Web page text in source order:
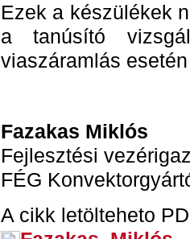
Ezek a készülékek
a tanúsító
viaszáramlás
Fazakas Miklós
Fejlesztési
FÉG
A cikk letölteheto